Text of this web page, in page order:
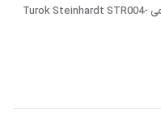
عینک آفتابی شیائومی Turok Steinhardt STR004-